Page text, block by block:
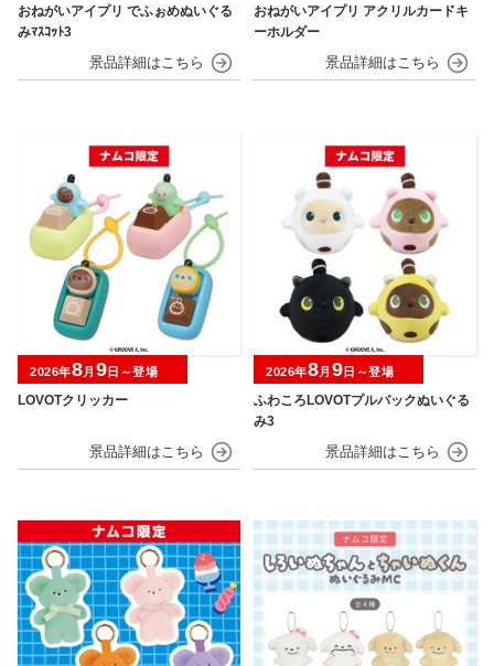
おねがいアイプリ でふぉめぬいぐる
みﾏｽｺｯﾄ3
おねがいアイプリ アクリルカードキ
ーホルダー
LOVOTクリッカー
2026年8月 9日～登場
ふわころLOVOTプルバックぬいぐる
み3
2026年8月 9日～登場